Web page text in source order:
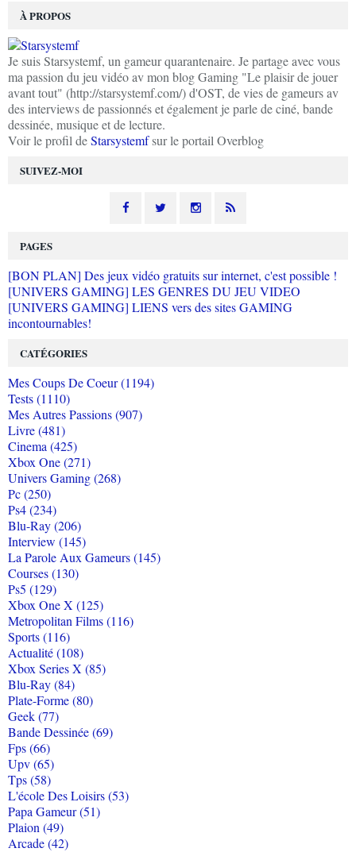
SUIVEZ-MOI
À PROPOS
Je suis Starsystemf, un gameur quarantenaire. Je partage avec vous
ma passion du jeu vidéo av mon blog Gaming "Le plaisir de jouer
avant tout" (http://starsystemf.com/) d'OST, de vies de gameurs av
des interviews de passionnés et également je parle de ciné, bande
dessinée, musique et de lecture.
Voir le profil deStarsystemfsur le portail Overblog
PAGES
[BON PLAN] Des jeux vidéo gratuits sur internet, c'est possible !
[UNIVERS GAMING] LES GENRES DU JEU VIDEO
[UNIVERS GAMING] LIENS vers des sites GAMING
incontournables!
CATÉGORIES
Mes Coups De Coeur (1194)
Tests (1110)
Mes Autres Passions (907)
Livre (481)
Cinema (425)
Xbox One (271)
Univers Gaming (268)
Pc (250)
Ps4 (234)
Blu-Ray (206)
Interview (145)
La Parole Aux Gameurs (145)
Courses (130)
Ps5 (129)
Xbox One X (125)
Metropolitan Films (116)
Sports (116)
Actualité (108)
Xbox Series X (85)
Blu-Ray (84)
Plate-Forme (80)
Geek (77)
Bande Dessinée (69)
Fps (66)
Upv (65)
Tps (58)
L'école Des Loisirs (53)
Papa Gameur (51)
Plaion (49)
Arcade (42)